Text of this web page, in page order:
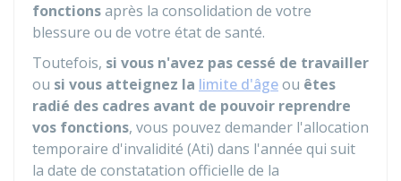
fonctionsaprès la consolidation de votre
blessure ou de votre état de santé.
Toutefois, si vous n'avez pas cessé de travailler
ou si vous atteignez la limite d'âgeou êtes
radié des cadres avant de pouvoir reprendre
vos fonctions, vous pouvez demander l'allocation
temporaire d'invalidité (Ati) dans l'année qui suit
la date de constatation officielle de la